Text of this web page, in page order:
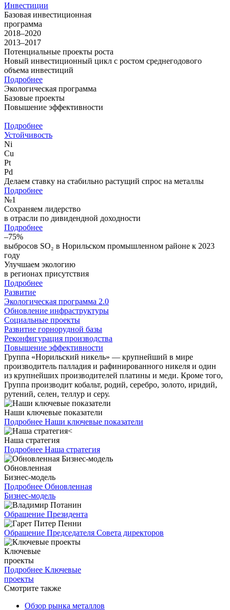
Инвестиции
Базовая инвестиционная
программа
2018–2020
2013–2017
Потенциальные проекты роста
Новый инвестиционный цикл с ростом среднегодового
объема инвестиций
Подробнее
Экологическая программа
Базовые проекты
Повышение эффективности
Подробнее
Устойчивость
Ni
Cu
Pt
Pd
Делаем ставку на стабильно растущий спрос на металлы
Подробнее
№1
Сохраняем лидерство
в отрасли по дивидендной доходности
Подробнее
–75%
выбросов SO₂ в Норильском промышленном районе к 2023
году
Улучшаем экологию
в регионах присутствия
Подробнее
Развитие
Экологическая программа 2.0
Обновление инфраструктуры
Социальные проекты
Развитие горнорудной базы
Реконфигурация производства
Повышение эффективности
Группа «Норильский никель» — крупнейший в мире
производитель палладия и рафинированного никеля и один
из крупнейших производителей платины и меди. Кроме того,
Группа производит кобальт, родий, серебро, золото, иридий,
рутений, селен, теллур и серу.
Наши ключевые показатели
Подробнее Наши ключевые показатели
Наша стратегия
Подробнее Наша стратегия
Обновленная
Бизнес-модель
Подробнее Обновленная
Бизнес-модель
Обращение Президента
Обращение Председателя Совета директоров
Ключевые
проекты
Подробнее Ключевые
проекты
Смотрите также
Обзор рынка металлов